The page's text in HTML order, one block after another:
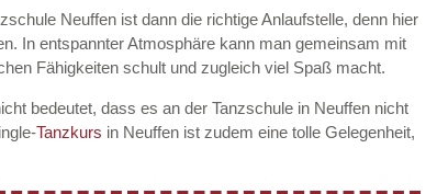
Neuffen ist dann die richtige Anlaufstelle, denn hier
In entspannter Atmosphäre kann man gemeinsam mit
Fähigkeiten schult und zugleich viel Spaß macht.
bedeutet, dass es an der Tanzschule in Neuffen nicht
Tanzkurs in Neuffen ist zudem eine tolle Gelegenheit,